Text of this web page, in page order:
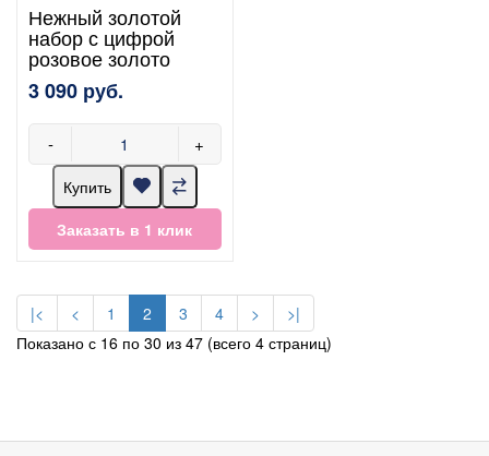
Нежный золотой
набор с цифрой
розовое золото
3 090 руб.
- +
Купить
Заказать в 1 клик
|< < 1 2 3 4 >
>|
Показано с 16 по 30 из 47 (всего 4 страниц)